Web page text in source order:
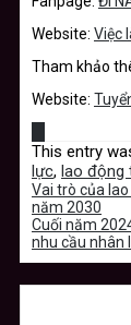
Website: Việc
Tham khảo
Website:
This entry
lực, lao động
Vai trò của
năm 2030
Cuối năm
nhu cầu nhân